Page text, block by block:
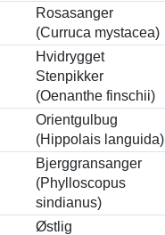
Rosasanger
(Curruca mystacea)
Hvidrygget
Stenpikker
(Oenanthe finschii)
Orientgulbug
(Hippolais languida)
Bjerggransanger
(Phylloscopus
sindianus)
Østlig